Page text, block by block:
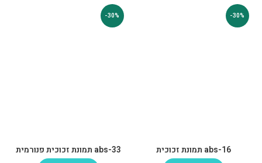
-30%
abs-16 תמונת זכוכית
-30%
abs-33 תמונת זכוכית פנורמית